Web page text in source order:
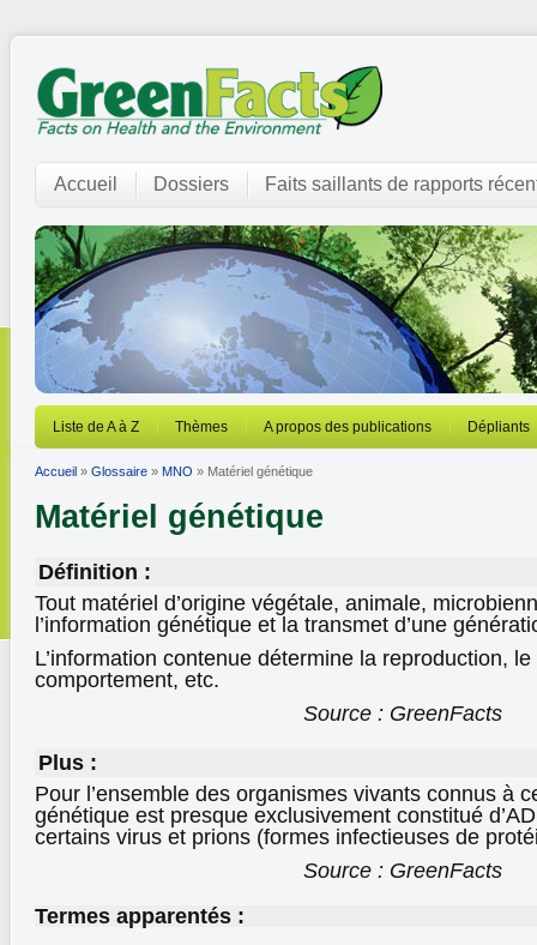
Accueil Dossiers Faits saillants de rapports
Liste de A à Z Thèmes A propos des publications Dépliants
Accueil » Glossaire » MNO » Matériel génétique
Matériel génétique
Définition :
Tout matériel d’origine végétale, animale,
l’information génétique et la transmet d’une
L’information contenue détermine la reproduction,
comportement, etc.
Source : GreenFacts
Plus :
Pour l’ensemble des organismes vivants connus à
génétique est presque exclusivement constitué
certains virus et prions (formes infectieuses de
Source : GreenFacts
Termes apparentés :